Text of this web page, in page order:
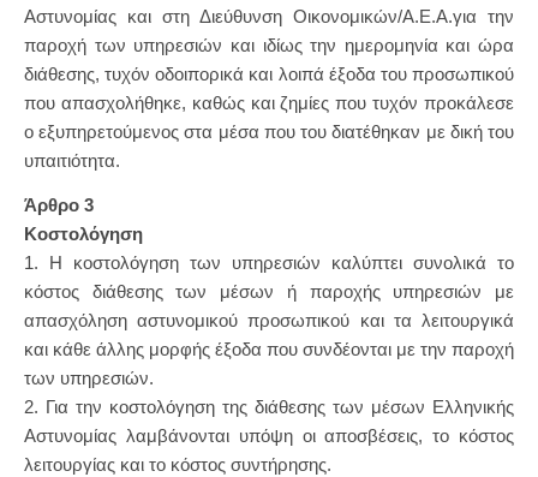
Αστυνομίας και στη Διεύθυνση Οικονομικών/Α.Ε.Α.για την
παροχή των υπηρεσιών και ιδίως την ημερομηνία και ώρα
διάθεσης, τυχόν οδοιπορικά και λοιπά έξοδα του προσωπικού
που απασχολήθηκε, καθώς και ζημίες που τυχόν προκάλεσε
ο εξυπηρετούμενος στα μέσα που του διατέθηκαν με δική του
υπαιτιότητα.
Άρθρο 3
Κοστολόγηση
1. Η κοστολόγηση των υπηρεσιών καλύπτει συνολικά το
κόστος διάθεσης των μέσων ή παροχής υπηρεσιών με
απασχόληση αστυνομικού προσωπικού και τα λειτουργικά
και κάθε άλλης μορφής έξοδα που συνδέονται με την παροχή
των υπηρεσιών.
2. Για την κοστολόγηση της διάθεσης των μέσων Ελληνικής
Αστυνομίας λαμβάνονται υπόψη οι αποσβέσεις, το κόστος
λειτουργίας και το κόστος συντήρησης.